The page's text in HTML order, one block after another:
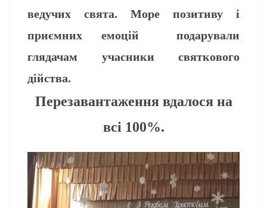
ведучих свята. Море позитиву і
приємних емоцій подарували
глядачам учасники святкового
дійства.
Перезавантаження вдалося на
всі 100%.